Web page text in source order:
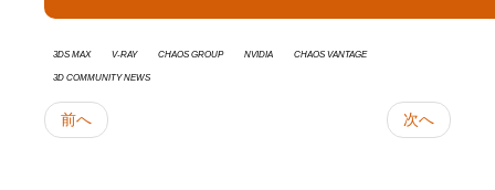
3ds Max V-Ray Chaos Group Nvidia
Chaos Vantage
3D Community News
前へ 次へ